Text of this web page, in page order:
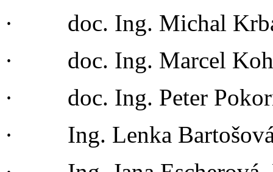
· doc. Ing. Michal
· doc. Ing. Marcel
· doc. Ing. Peter
· Ing. Lenka